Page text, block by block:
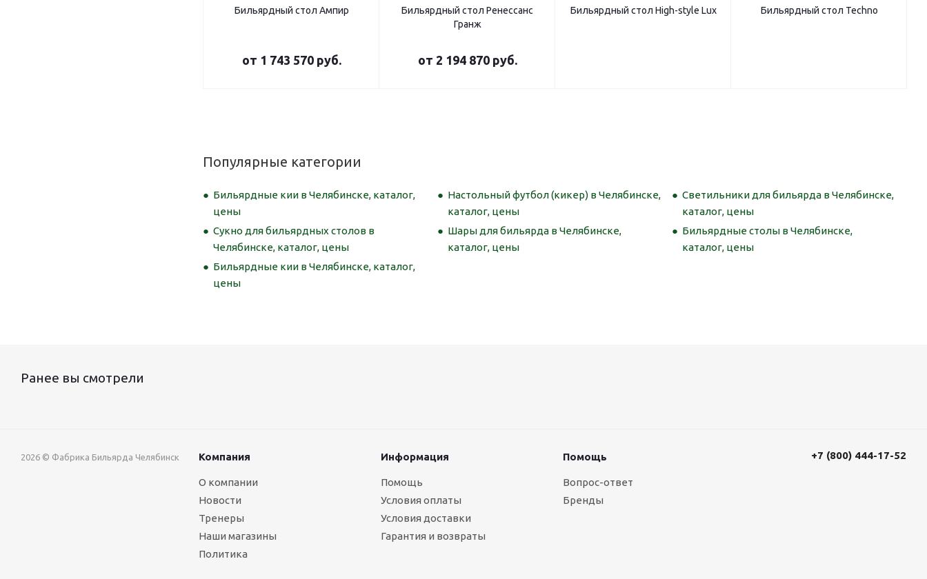
Бильярдный стол Ампир
от 1 743 570 руб.
Бильярдный стол Ренессанс
Гранж
от 2 194 870 руб.
Бильярдный стол High-style Lux Бильярдный стол Techno
Популярные категории
Бильярдные кии в Челябинске, каталог,
цены
Настольный футбол (кикер) в Челябинске,
каталог, цены
Светильники для бильярда в Челябинске,
каталог, цены
Сукно для бильярдных столов в
Челябинске, каталог, цены
Шары для бильярда в Челябинске,
каталог, цены
Бильярдные столы в Челябинске,
каталог, цены
Бильярдные кии в Челябинске, каталог,
цены
Ранее вы смотрели
2026 © Фабрика Бильярда Челябинск Компания
О компании
Новости
Тренеры
Наши магазины
Политика
Информация
Помощь
Условия оплаты
Условия доставки
Гарантия и возвраты
Помощь
Вопрос-ответ
Бренды
+7 (800) 444-17-52